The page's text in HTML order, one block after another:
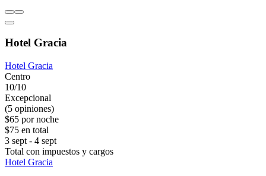
Hotel Gracia
Hotel Gracia
Centro
10/10
Excepcional
(5 opiniones)
$65 por noche
$75 en total
3 sept - 4 sept
Total con impuestos y cargos
Hotel Gracia